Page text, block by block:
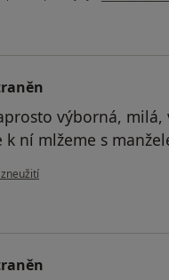
výborná,
k ní mlžeme s
uživatele Váš účet byl